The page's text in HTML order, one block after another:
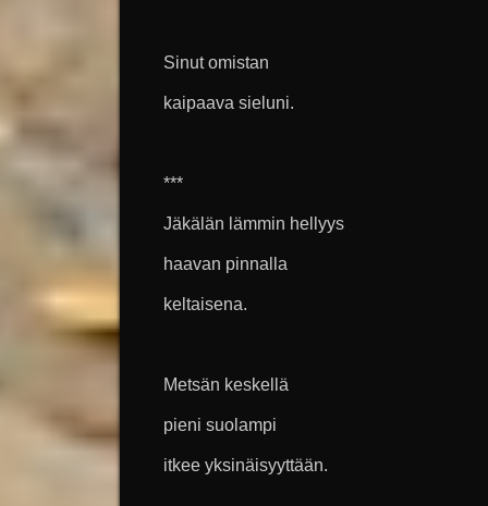
Sinut omistan
kaipaava sieluni.
***
Jäkälän lämmin hellyys
haavan pinnalla
keltaisena.
Metsän keskellä
pieni suolampi
itkee yksinäisyyttään.